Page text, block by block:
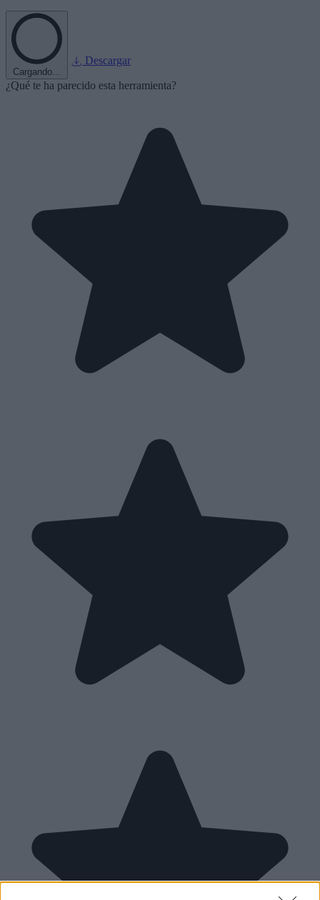
Cargando...
Descargar
¿Qué te ha parecido esta herramienta?